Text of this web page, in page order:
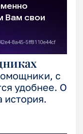
с
удобнее. О
история.